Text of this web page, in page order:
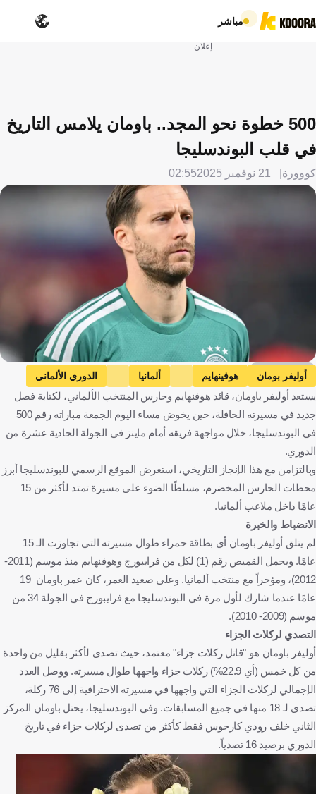
مباشر
إعلان
500 خطوة نحو المجد.. باومان يلامس التاريخ
في قلب البوندسليجا
كووورة 21 نوفمبر 2025 02:55
Getty Images
أوليفر بومان هوفينهايم ألمانيا
الدوري الألماني
ألمانيا
كرة قدم
يستعد أوليفر باومان، قائد هوفنهايم وحارس المنتخب الألماني، لكتابة فصل
جديد في مسيرته الحافلة، حين يخوض مساء اليوم الجمعة مباراته رقم 500
في البوندسليجا، خلال مواجهة فريقه أمام ماينز في الجولة الحادية عشرة من
الدوري.
وبالتزامن مع هذا الإنجاز التاريخي، استعرض الموقع الرسمي للبوندسليجا أبرز
محطات الحارس المخضرم، مسلطًا الضوء على مسيرة تمتد لأكثر من 15
عامًا داخل ملاعب ألمانيا.
الانضباط والخبرة
لم يتلق أوليفر باومان أي بطاقة حمراء طوال مسيرته التي تجاوزت الـ 15
عامًا. ويحمل القميص رقم (1) لكل من فرايبورج وهوفنهايم منذ موسم (2011-
2012)، ومؤخراً مع منتخب ألمانيا. وعلى صعيد العمر، كان عمر باومان 19
عامًا عندما شارك لأول مرة في البوندسليجا مع فرايبورج في الجولة 34 من
موسم (2009- 2010).
التصدي لركلات الجزاء
أوليفر باومان هو "قاتل ركلات جزاء" معتمد، حيث تصدى لأكثر بقليل من واحدة
من كل خمس (أي 22.9%) ركلات جزاء واجهها طوال مسيرته. ووصل العدد
الإجمالي لركلات الجزاء التي واجهها في مسيرته الاحترافية إلى 76 ركلة،
تصدى لـ 18 منها في جميع المسابقات. وفي البوندسليجا، يحتل باومان المركز
الثاني خلف رودي كارجوس فقط كأكثر من تصدى لركلات جزاء في تاريخ
الدوري برصيد 16 تصدياً.